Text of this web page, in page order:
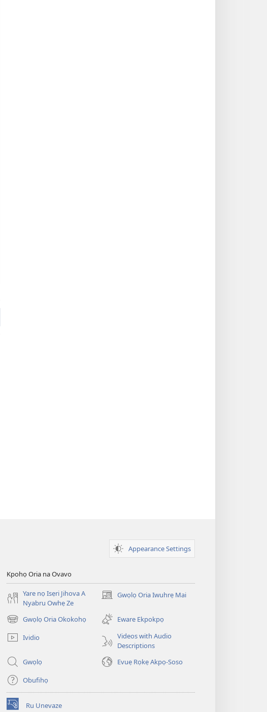
Appearance Settings
Kpohọ Oria na Ovavo
Yare nọ Isẹri Jihova A
Nyabru Owhẹ Ze
Gwọlọ Oria Iwuhrẹ Mai
(opens
window)
Gwọlọ Oria Okokohọ
(opens
new
window)
Eware Ekpokpọ
Ividio
Videos with Audio
Descriptions
Gwọlọ
Evuẹ Rọkẹ Akpọ-Soso
Obufihọ
Ru Unevaze
(opens